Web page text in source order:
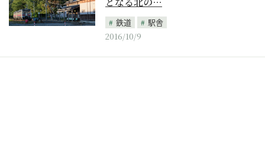
鉄道
駅舎
2016/10/9